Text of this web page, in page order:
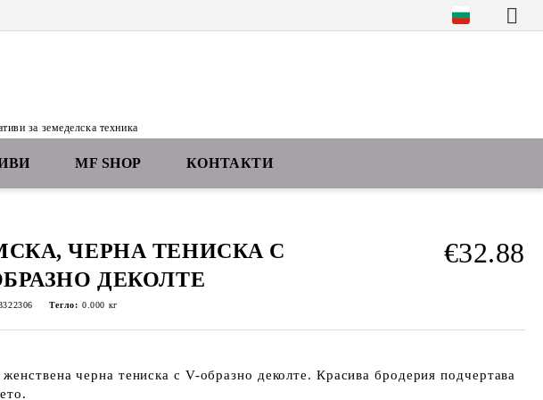
за земеделска техника
MF SHOP КОНТАКТИ
ЧЕРНА ТЕНИСКА С
ДЕКОЛТЕ
€32.88
Тегло: 0.000 кг
черна тениска с V-образно деколте. Красива бродерия подчертава